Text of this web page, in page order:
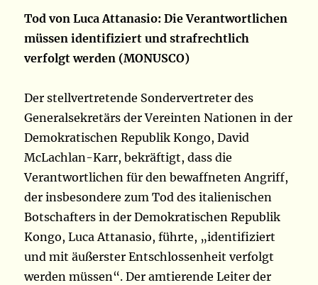
Tod von Luca Attanasio: Die Verantwortlichen
müssen identifiziert und strafrechtlich
verfolgt werden (MONUSCO)
Der stellvertretende Sondervertreter des
Generalsekretärs der Vereinten Nationen in der
Demokratischen Republik Kongo, David
McLachlan-Karr, bekräftigt, dass die
Verantwortlichen für den bewaffneten Angriff,
der insbesondere zum Tod des italienischen
Botschafters in der Demokratischen Republik
Kongo, Luca Attanasio, führte, „identifiziert
und mit äußerster Entschlossenheit verfolgt
werden müssen“. Der amtierende Leiter der